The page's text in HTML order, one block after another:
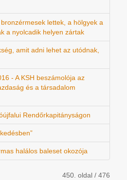
lettek, a hölgyek a
a nyolcadik helyen zártak
amit adni lehet az utódnak,
- A KSH beszámolója az
és a társadalom
Rendőrkapitányságon
halálos baleset okozója
450. oldal / 476